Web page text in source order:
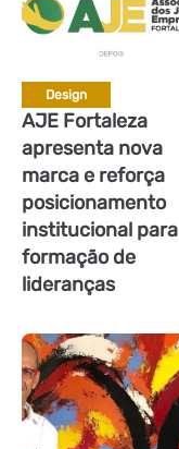
Design
AJE Fortaleza
apresenta nova
marca e reforça
posicionamento
institucional para
formação de
lideranças